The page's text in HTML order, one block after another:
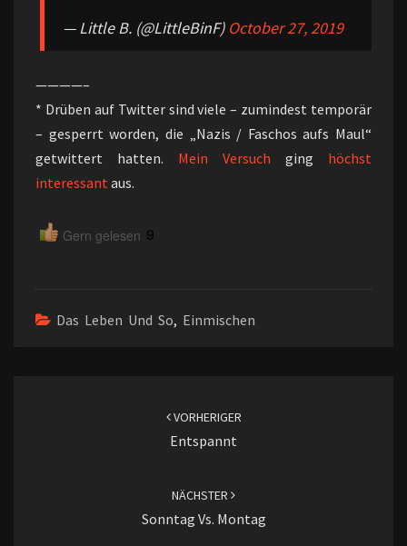
— Little B. (@LittleBinF) October 27, 2019
————–
* Drüben auf Twitter sind viele – zumindest temporär
– gesperrt worden, die „Nazis / Faschos aufs Maul“
getwittert hatten. Mein Versuch ging höchst
interessantaus.
Gern gelesen 9
Das Leben Und So, Einmischen
VORHERIGER
Entspannt
NÄCHSTER
Sonntag Vs. Montag